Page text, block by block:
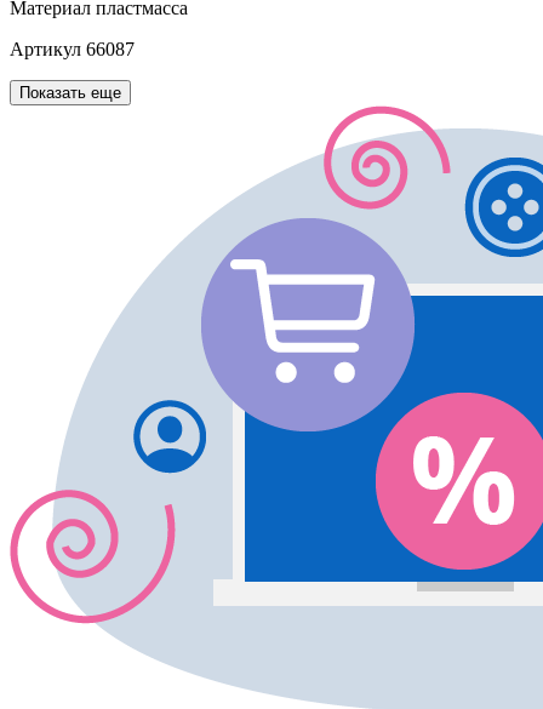
Материал пластмасса
Артикул 66087
Показать еще